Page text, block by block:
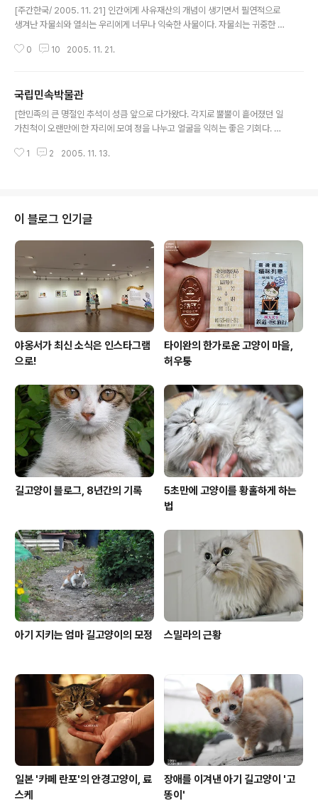
테디베어는 어린이나 여성뿐 아니라 성인 남성에게도 위로의 대상이 될 만큼 친
근감을 지닌 존재다. 어린 시절의 추억으로 되돌려주는 좋은 매개체가 되기 때
[주간한국/ 2005. 11. 21] 인간에게 사유재산의 개념이 생기면서 필연적으로
생겨난 자물쇠와 열쇠는 우리에게 너무나 익숙한 사물이다. 자물쇠는 귀중한 물
심과 물욕을 경계하고 복을 비는 문양을 새기는 등 다양한 용도로 쓰였다. 이와
로 쇳대박물관(www.lockmuseum.org)이다. 열쇠박물관, 자물쇠박물관도
아닌 쇳대박물관이란 이름은 열쇠를 일컫는 경상도 지방 사투리 ‘쇳대’에서 유
래한 것이다. 어떤 한 분야를 특화해 모으는 수집가들이 흔히 그렇듯이, 설립자
0 10 2005. 11. 21.
국립민속박물관
[한민족의 큰 명절인 추석이 성큼 앞으로 다가왔다. 각지로 뿔뿔이 흩어졌던 일
가친척이 오랜만에 한 자리에 모여 정을 나누고 얼굴을 익히는 좋은 기회다. 그
석의 의미에 대해서는 깊이 생각할 겨를도 없이 지나가는 경우가 많다. 더욱이
국 전통건축양식 조합한 건물 경복궁 내에 위치한 국립민속박물관은 1946년
개관한 국립민족박물관을 효시로 삼아, 구 국립중앙박물관 청사로 사용되어온
현재 건물로 1..
1 2 2005. 11. 13.
이 블로그 인기글
야옹서가 최신 소식은 인스타그램
으로!
타이완의 한가로운 고양이 마을,
허우퉁
길고양이 블로그, 8년간의 기록
5초만에 고양이를 황홀하게 하는
법
아기 지키는 엄마 길고양이의 모정 스밀라의 근황
일본 '카페 란포'의 안경고양이, 료
스케
장애를 이겨낸 아기 길고양이 '고
똥이'